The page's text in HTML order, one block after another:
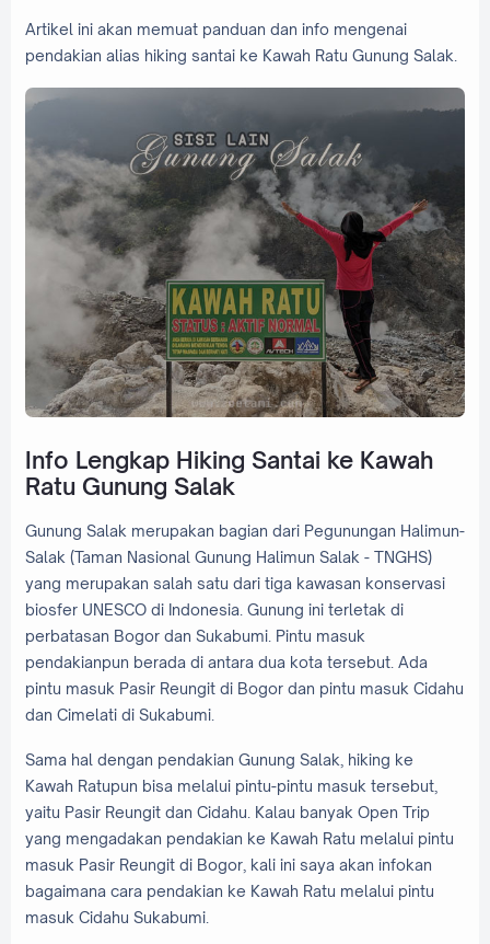
Artikel ini akan memuat panduan dan info mengenai
pendakian alias hiking santai ke Kawah Ratu Gunung Salak.
Info Lengkap Hiking Santai ke Kawah
Ratu Gunung Salak
Gunung Salak merupakan bagian dari Pegunungan Halimun-
Salak (Taman Nasional Gunung Halimun Salak - TNGHS)
yang merupakan salah satu dari tiga kawasan konservasi
biosfer UNESCO di Indonesia. Gunung ini terletak di
perbatasan Bogor dan Sukabumi. Pintu masuk
pendakianpun berada di antara dua kota tersebut. Ada
pintu masuk Pasir Reungit di Bogor dan pintu masuk Cidahu
dan Cimelati di Sukabumi.
Sama hal dengan pendakian Gunung Salak, hiking ke
Kawah Ratupun bisa melalui pintu-pintu masuk tersebut,
yaitu Pasir Reungit dan Cidahu. Kalau banyak Open Trip
yang mengadakan pendakian ke Kawah Ratu melalui pintu
masuk Pasir Reungit di Bogor, kali ini saya akan infokan
bagaimana cara pendakian ke Kawah Ratu melalui pintu
masuk Cidahu Sukabumi.